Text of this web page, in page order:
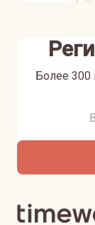
Более 300